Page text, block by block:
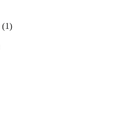
(1)